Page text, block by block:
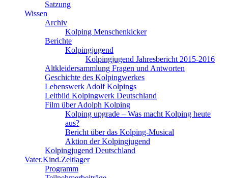
Satzung
Wissen
Archiv
Kolping Menschenkicker
Berichte
Kolpingjugend
Kolpingjugend Jahresbericht 2015-2016
Altkleidersammlung Fragen und Antworten
Geschichte des Kolpingwerkes
Lebenswerk Adolf Kolpings
Leitbild Kolpingwerk Deutschland
Film über Adolph Kolping
Kolping upgrade – Was macht Kolping heute
aus?
Bericht über das Kolping-Musical
Aktion der Kolpingjugend
Kolpingjugend Deutschland
Vater.Kind.Zeltlager
Programm